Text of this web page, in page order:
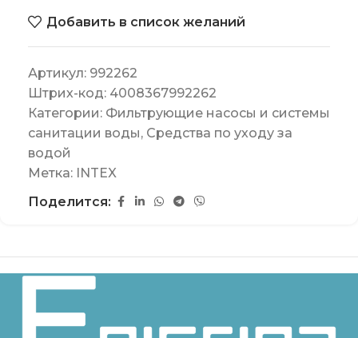
Добавить в список желаний
Артикул: 992262
Штрих-код: 4008367992262
Категории: Фильтрующие насосы и системы
санитации воды, Средства по уходу за
водой
Метка: INTEX
Поделится: